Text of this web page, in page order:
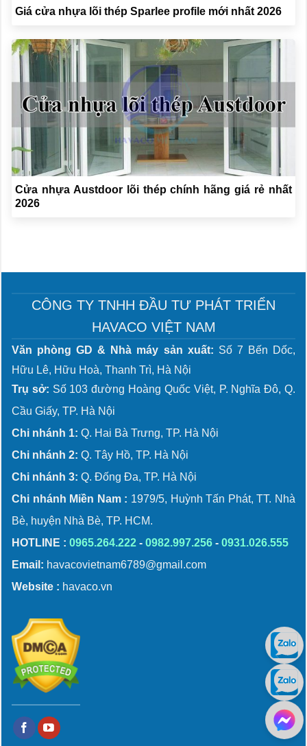
Giá cửa nhựa lõi thép Sparlee profile mới nhất 2026
Cửa nhựa Austdoor lõi thép chính hãng giá rẻ nhất
2026
CÔNG TY TNHH ĐẦU TƯ PHÁT TRIỂN
HAVACO VIỆT NAM
Văn phòng GD & Nhà máy sản xuất: Số 7 Bến Dốc,
Hữu Lê, Hữu Hoà, Thanh Trì, Hà Nội
Trụ sở: Số 103 đường Hoàng Quốc Việt, P. Nghĩa Đô, Q.
Cầu Giấy, TP. Hà Nội
Chi nhánh 1: Q. Hai Bà Trưng, TP. Hà Nội
Chi nhánh 2: Q. Tây Hồ, TP. Hà Nội
Chi nhánh 3: Q. Đống Đa, TP. Hà Nội
Chi nhánh Miền Nam : 1979/5, Huỳnh Tấn Phát, TT. Nhà
Bè, huyện Nhà Bè, TP. HCM.
HOTLINE : 0965.264.222 - 0982.997.256 - 0931.026.555
Email: havacovietnam6789@gmail.com
Website : havaco.vn